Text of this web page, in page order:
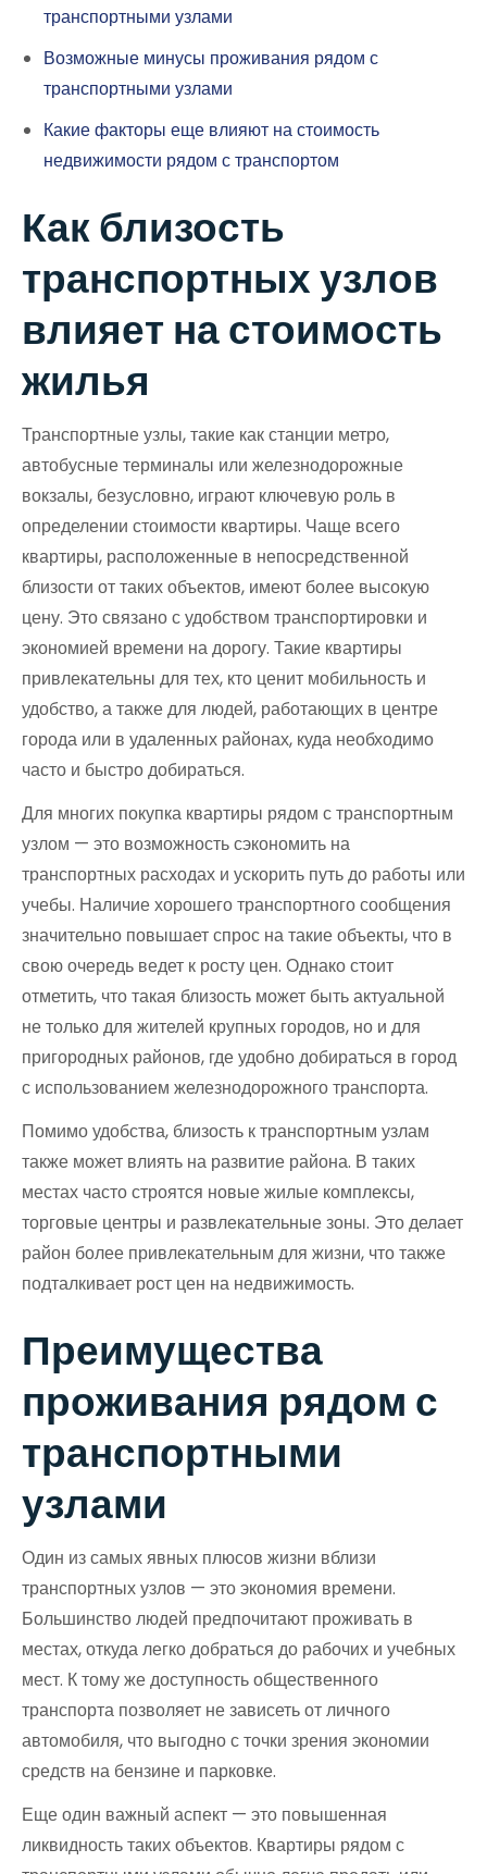
транспортными узлами
Возможные минусы проживания рядом с
транспортными узлами
Какие факторы еще влияют на стоимость
недвижимости рядом с транспортом
Как близость
транспортных узлов
влияет на стоимость
жилья
Транспортные узлы, такие как станции метро,
автобусные терминалы или железнодорожные
вокзалы, безусловно, играют ключевую роль в
определении стоимости квартиры. Чаще всего
квартиры, расположенные в непосредственной
близости от таких объектов, имеют более высокую
цену. Это связано с удобством транспортировки и
экономией времени на дорогу. Такие квартиры
привлекательны для тех, кто ценит мобильность и
удобство, а также для людей, работающих в центре
города или в удаленных районах, куда необходимо
часто и быстро добираться.
Для многих покупка квартиры рядом с транспортным
узлом — это возможность сэкономить на
транспортных расходах и ускорить путь до работы или
учебы. Наличие хорошего транспортного сообщения
значительно повышает спрос на такие объекты, что в
свою очередь ведет к росту цен. Однако стоит
отметить, что такая близость может быть актуальной
не только для жителей крупных городов, но и для
пригородных районов, где удобно добираться в город
с использованием железнодорожного транспорта.
Помимо удобства, близость к транспортным узлам
также может влиять на развитие района. В таких
местах часто строятся новые жилые комплексы,
торговые центры и развлекательные зоны. Это делает
район более привлекательным для жизни, что также
подталкивает рост цен на недвижимость.
Преимущества
проживания рядом с
транспортными
узлами
Один из самых явных плюсов жизни вблизи
транспортных узлов — это экономия времени.
Большинство людей предпочитают проживать в
местах, откуда легко добраться до рабочих и учебных
мест. К тому же доступность общественного
транспорта позволяет не зависеть от личного
автомобиля, что выгодно с точки зрения экономии
средств на бензине и парковке.
Еще один важный аспект — это повышенная
ликвидность таких объектов. Квартиры рядом с